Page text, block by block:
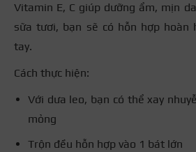
Vitamin E, C giúp dưỡng ẩm, mịn
sữa tươi, bạn sẽ có hỗn hợp hoàn
tay.
Cách thực hiện:
Với dưa leo, bạn có thể xay
mỏng
Trộn đều hỗn hợp vào 1 bát lớn